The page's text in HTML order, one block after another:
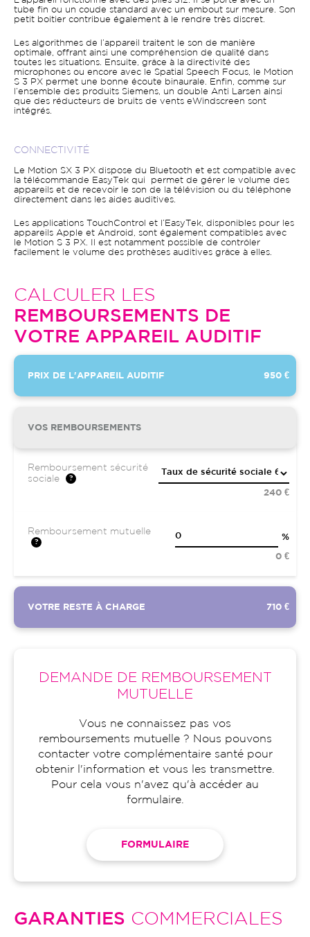
tube fin ou un coude standard avec un embout sur mesure. Son
petit boitier contribue également à le rendre très discret.
Les algorithmes de l’appareil traitent le son de manière
optimale, offrant ainsi une compréhension de qualité dans
toutes les situations. Ensuite, grâce à la directivité des
microphones ou encore avec le Spatial Speech Focus, le Motion
S 3 PX permet une bonne écoute binaurale. Enfin, comme sur
l’ensemble des produits Siemens, un double Anti Larsen ainsi
que des réducteurs de bruits de vents eWindscreen sont
intégrés.
CONNECTIVITÉ
Le Motion SX 3 PX dispose du Bluetooth et est compatible avec
la télécommande EasyTek qui permet de gérer le volume des
appareils et de recevoir le son de la télévision ou du téléphone
directement dans les aides auditives.
Les applications TouchControl et l’EasyTek, disponibles pour les
appareils Apple et Android, sont également compatibles avec
le Motion S 3 PX. Il est notamment possible de contrôler
facilement le volume des prothèses auditives grâce à elles.
CALCULER LES
REMBOURSEMENTS DE
VOTRE APPAREIL AUDITIF
PRIX DE L'APPAREIL AUDITIF 950 €
VOS REMBOURSEMENTS
Remboursement sécurité
sociale
240 €
Remboursement mutuelle
%
0 €
VOTRE RESTE À CHARGE 710 €
DEMANDE DE REMBOURSEMENT
MUTUELLE
Vous ne connaissez pas vos
remboursements mutuelle ? Nous pouvons
contacter votre complémentaire santé pour
obtenir l'information et vous les transmettre.
Pour cela vous n'avez qu'à accéder au
formulaire.
FORMULAIRE
GARANTIES COMMERCIALES